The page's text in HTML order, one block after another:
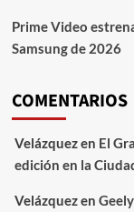
Prime Video
Samsung de 2026
COMENTARIOS
Velázquezen El
edición en la
Velázquezen